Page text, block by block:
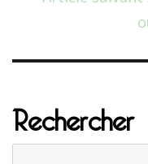
Rechercher